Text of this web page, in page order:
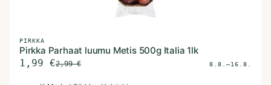
PIRKKA
Pirkka Parhaat luumu Metis 500g Italia 1lk
1,99 €2,99€ 8.8.–16.8.